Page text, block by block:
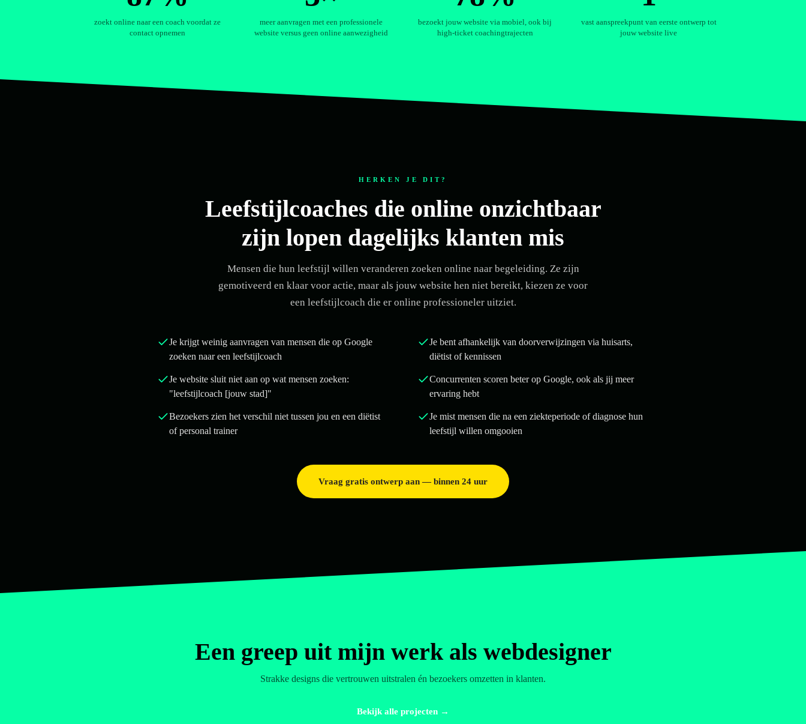
zoekt online naar een coach voordat ze
contact opnemen
meer aanvragen met een professionele
website versus geen online aanwezigheid
bezoekt jouw website via mobiel, ook bij
high-ticket coachingtrajecten
vast aanspreekpunt van eerste ontwerp tot
jouw website live
HERKEN JE DIT?
Leefstijlcoaches die online onzichtbaar
zijn lopen dagelijks klanten mis
Mensen die hun leefstijl willen veranderen zoeken online naar begeleiding. Ze zijn
gemotiveerd en klaar voor actie, maar als jouw website hen niet bereikt, kiezen ze voor
een leefstijlcoach die er online professioneler uitziet.
Je krijgt weinig aanvragen van mensen die op Google
zoeken naar een leefstijlcoach
Je bent afhankelijk van doorverwijzingen via huisarts,
diëtist of kennissen
Je website sluit niet aan op wat mensen zoeken:
"leefstijlcoach [jouw stad]"
Concurrenten scoren beter op Google, ook als jij meer
ervaring hebt
Bezoekers zien het verschil niet tussen jou en een diëtist
of personal trainer
Je mist mensen die na een ziekteperiode of diagnose hun
leefstijl willen omgooien
Vraag gratis ontwerp aan — binnen 24 uur
Een greep uit mijn werk als webdesigner
Strakke designs die vertrouwen uitstralen én bezoekers omzetten in klanten.
Bekijk alle projecten →